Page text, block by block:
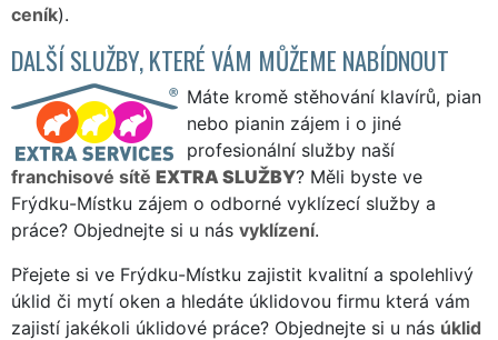
ceník).
DALŠÍ SLUŽBY, KTERÉ VÁM MŮŽEME NABÍDNOUT
Máte kromě stěhování klavírů, pian
nebo pianin zájem i o jiné
profesionální služby naší
franchisové sítě EXTRA SLUŽBY? Měli byste ve
Frýdku-Místku zájem o odborné vyklízecí služby a
práce? Objednejte si u nás vyklízení.
Přejete si ve Frýdku-Místku zajistit kvalitní a spolehlivý
úklid či mytí oken a hledáte úklidovou firmu která vám
zajistí jakékoli úklidové práce? Objednejte si u nás úklid